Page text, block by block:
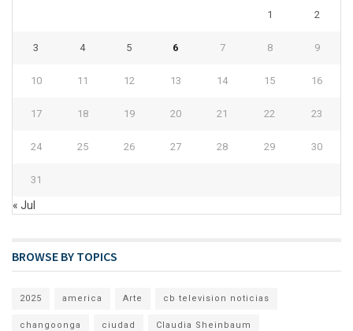
1 2
3 4 5 6 7 8 9
10 11 12 13 14 15 16
17 18 19 20 21 22 23
24 25 26 27 28 29 30
31
« Jul
BROWSE BY TOPICS
2025 america Arte cb television noticias
changoonga ciudad Claudia Sheinbaum